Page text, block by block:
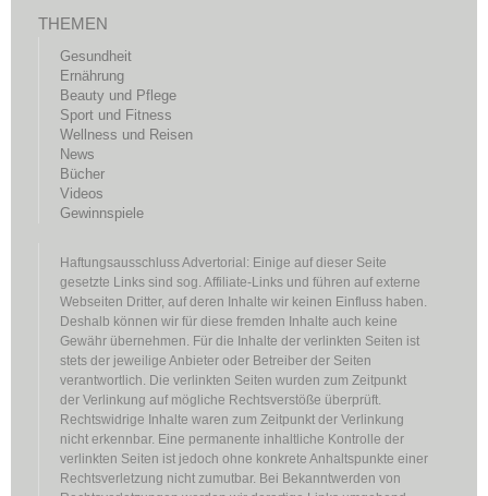
THEMEN
Gesundheit
Ernährung
Beauty und Pflege
Sport und Fitness
Wellness und Reisen
News
Bücher
Videos
Gewinnspiele
Haftungsausschluss Advertorial: Einige auf dieser Seite
gesetzte Links sind sog. Affiliate-Links und führen auf externe
Webseiten Dritter, auf deren Inhalte wir keinen Einfluss haben.
Deshalb können wir für diese fremden Inhalte auch keine
Gewähr übernehmen. Für die Inhalte der verlinkten Seiten ist
stets der jeweilige Anbieter oder Betreiber der Seiten
verantwortlich. Die verlinkten Seiten wurden zum Zeitpunkt
der Verlinkung auf mögliche Rechtsverstöße überprüft.
Rechtswidrige Inhalte waren zum Zeitpunkt der Verlinkung
nicht erkennbar. Eine permanente inhaltliche Kontrolle der
verlinkten Seiten ist jedoch ohne konkrete Anhaltspunkte einer
Rechtsverletzung nicht zumutbar. Bei Bekanntwerden von